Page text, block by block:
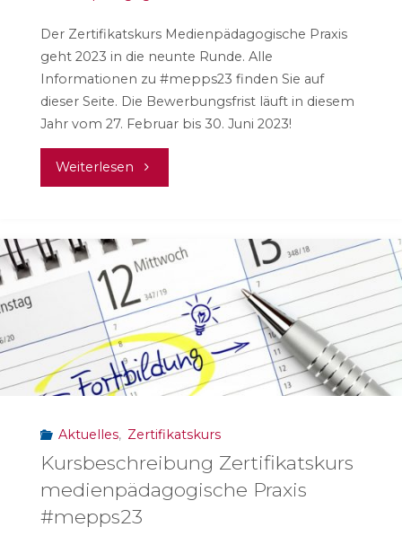
Der Zertifikatskurs Medienpädagogische Praxis
geht 2023 in die neunte Runde. Alle
Informationen zu #mepps23 finden Sie auf
dieser Seite. Die Bewerbungsfrist läuft in diesem
Jahr vom 27. Februar bis 30. Juni 2023!
Weiterlesen "Kursausschreibung
–
Durchgang"
Aktuelles, Zertifikatskurs
Kursbeschreibung Zertifikatskurs
medienpädagogische Praxis
#mepps23